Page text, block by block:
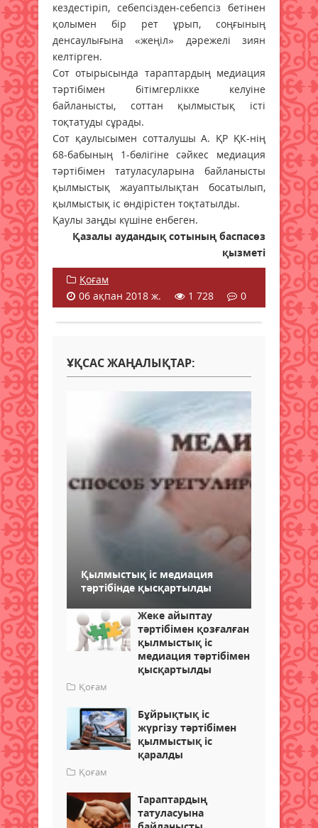
кездестіріп, себепсізден-себепсіз бетінен
қолымен бір рет ұрып, соңғының
денсаулығына «жеңіл» дәрежелі зиян
келтірген.
Сот отырысында тараптардың медиация
тәртібімен бітімгерлікке келуіне
байланысты, соттан қылмыстық істі
тоқтатуды сұрады.
Сот қаулысымен сотталушы А. ҚР ҚК-нің
68-бабының 1-бөлігіне сәйкес медиация
тәртібімен татуласуларына байланысты
қылмыстық жауаптылықтан босатылып,
қылмыстық іс өндірістен тоқтатылды.
Қаулы заңды күшіне енбеген.
Қазалы аудандық сотының баспасөз
қызметі
Қоғам
06 ақпан 2018 ж.
1 728 0
ҰҚСАС ЖАҢАЛЫҚТАР:
Қылмыстық іс медиация
тәртібінде қысқартылды
Жеке айыптау
тәртібімен қозғалған
қылмыстық іс
медиация тәртібімен
қысқартылды
Қоғам
Бұйрықтық іс
жүргізу тәртібімен
қылмыстық іс
қаралды
Қоғам
Тараптардың
татуласуына